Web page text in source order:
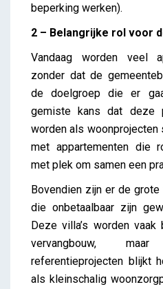
beperking werken).
2 – Belangrijke rol voor
Vandaag worden veel
zonder dat de
de doelgroep die er
gemiste kans dat deze
worden als
met appartementen die
met plek om samen een
Bovendien zijn er de grote
die onbetaalbaar zijn
Deze villa’s worden
vervangbouw,
referentieprojecten blijkt
als kleinschalig